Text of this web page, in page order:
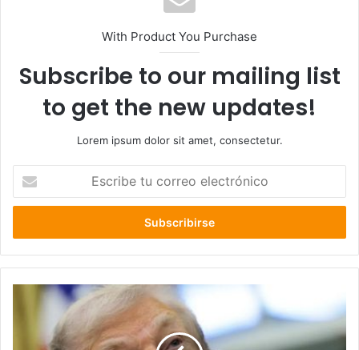
With Product You Purchase
Subscribe to our mailing list
to get the new updates!
Lorem ipsum dolor sit amet, consectetur.
correo
Trump
retirada